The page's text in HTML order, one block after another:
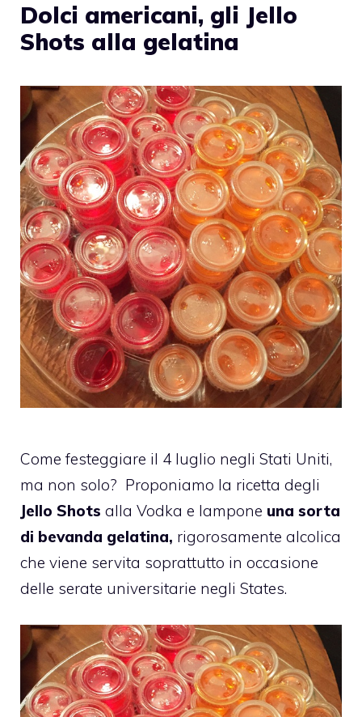
Dolci americani, gli Jello
Shots alla gelatina
Come festeggiare il 4 luglio negli Stati Uniti,
ma non solo? Proponiamo la ricetta degli
Jello Shots alla Vodka e lampone una sorta
di bevanda gelatina, rigorosamente alcolica
che viene servita soprattutto in occasione
delle serate universitarie negli States.